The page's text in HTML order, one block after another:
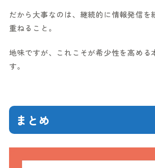
だから大事なのは、継続的に情報発信を
重ねること。
地味ですが、これこそが希少性を高める
す。
まとめ